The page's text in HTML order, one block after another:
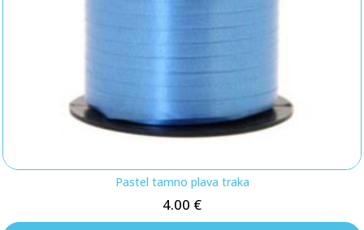
Pastel tamno plava traka
4.00 €